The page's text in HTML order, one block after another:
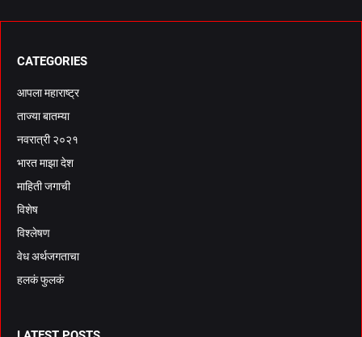
CATEGORIES
आपला महाराष्ट्र
ताज्या बातम्या
नवरात्री २०२१
भारत माझा देश
माहिती जगाची
विशेष
विश्लेषण
वेध अर्थजगताचा
हलकं फुलकं